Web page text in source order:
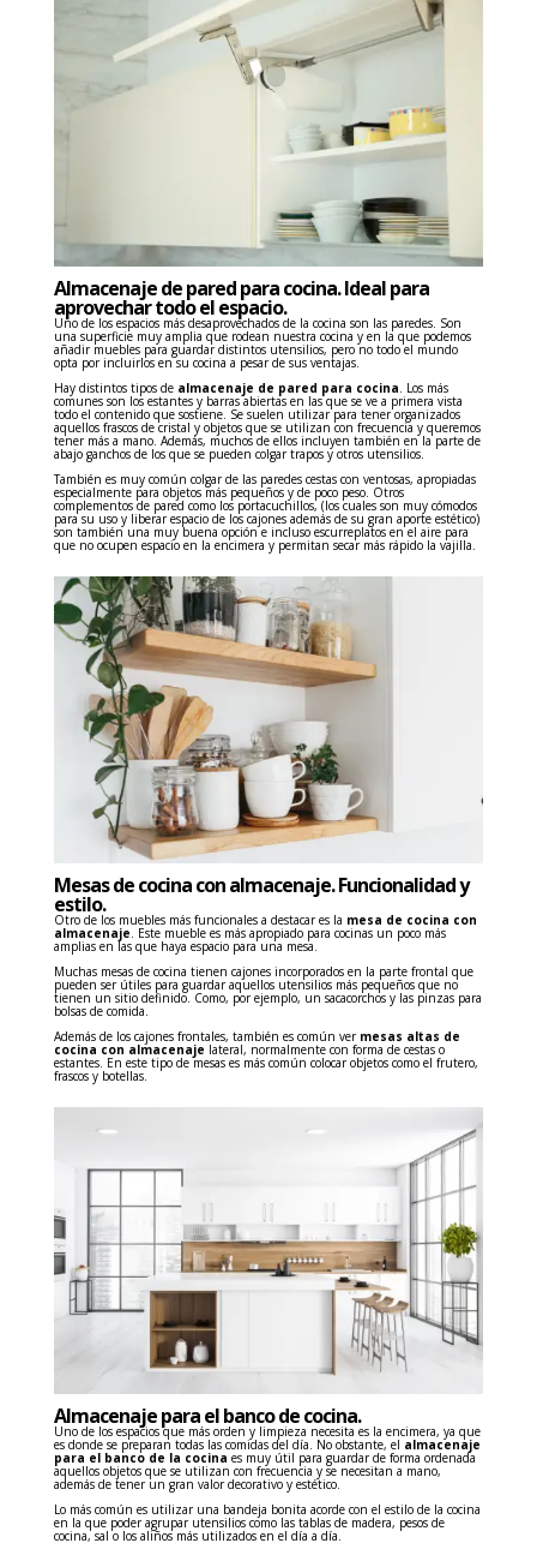
Almacenaje de pared para cocina. Ideal para
aprovechar todo el espacio.
Uno de los espacios más desaprovechados de la cocina son las paredes. Son
una superficie muy amplia que rodean nuestra cocina y en la que podemos
añadir muebles para guardar distintos utensilios, pero no todo el mundo
opta por incluirlos en su cocina a pesar de sus ventajas.
Hay distintos tipos de almacenaje de pared para cocina. Los más
comunes son los estantes y barras abiertas en las que se ve a primera vista
todo el contenido que sostiene. Se suelen utilizar para tener organizados
aquellos frascos de cristal y objetos que se utilizan con frecuencia y queremos
tener más a mano. Además, muchos de ellos incluyen también en la parte de
abajo ganchos de los que se pueden colgar trapos y otros utensilios.
También es muy común colgar de las paredes cestas con ventosas, apropiadas
especialmente para objetos más pequeños y de poco peso. Otros
complementos de pared como los portacuchillos, (los cuales son muy cómodos
para su uso y liberar espacio de los cajones además de su gran aporte estético)
son también una muy buena opción e incluso escurreplatos en el aire para
que no ocupen espacio en la encimera y permitan secar más rápido la vajilla.
Mesas de cocina con almacenaje. Funcionalidad y
estilo.
Otro de los muebles más funcionales a destacar es la mesa de cocina con
almacenaje . Este mueble es más apropiado para cocinas un poco más
amplias en las que haya espacio para una mesa.
Muchas mesas de cocina tienen cajones incorporados en la parte frontal que
pueden ser útiles para guardar aquellos utensilios más pequeños que no
tienen un sitio definido. Como, por ejemplo, un sacacorchos y las pinzas para
bolsas de comida.
Además de los cajones frontales, también es común ver mesas altas de
cocina con almacenaje lateral, normalmente con forma de cestas o
estantes. En este tipo de mesas es más común colocar objetos como el frutero,
frascos y botellas.
Almacenaje para el banco de cocina.
Uno de los espacios que más orden y limpieza necesita es la encimera, ya que
es donde se preparan todas las comidas del día. No obstante, el almacenaje
para el banco de la cocina es muy útil para guardar de forma ordenada
aquellos objetos que se utilizan con frecuencia y se necesitan a mano,
además de tener un gran valor decorativo y estético.
Lo más común es utilizar una bandeja bonita acorde con el estilo de la cocina
en la que poder agrupar utensilios como las tablas de madera, pesos de
cocina, sal o los aliños más utilizados en el día a día.